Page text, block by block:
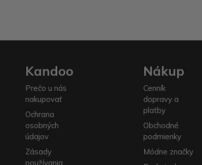
Kandoo
Prečo u nás
nakupovať
Ochrana
osobných
údajov
Zásady
používania
Nákup
Cenník
dopravy a
platby
Obchodné
podmienky
Módne značky